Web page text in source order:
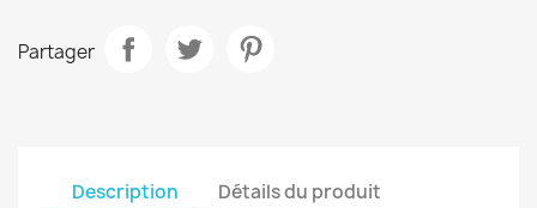
Partager
Description Détails du produit